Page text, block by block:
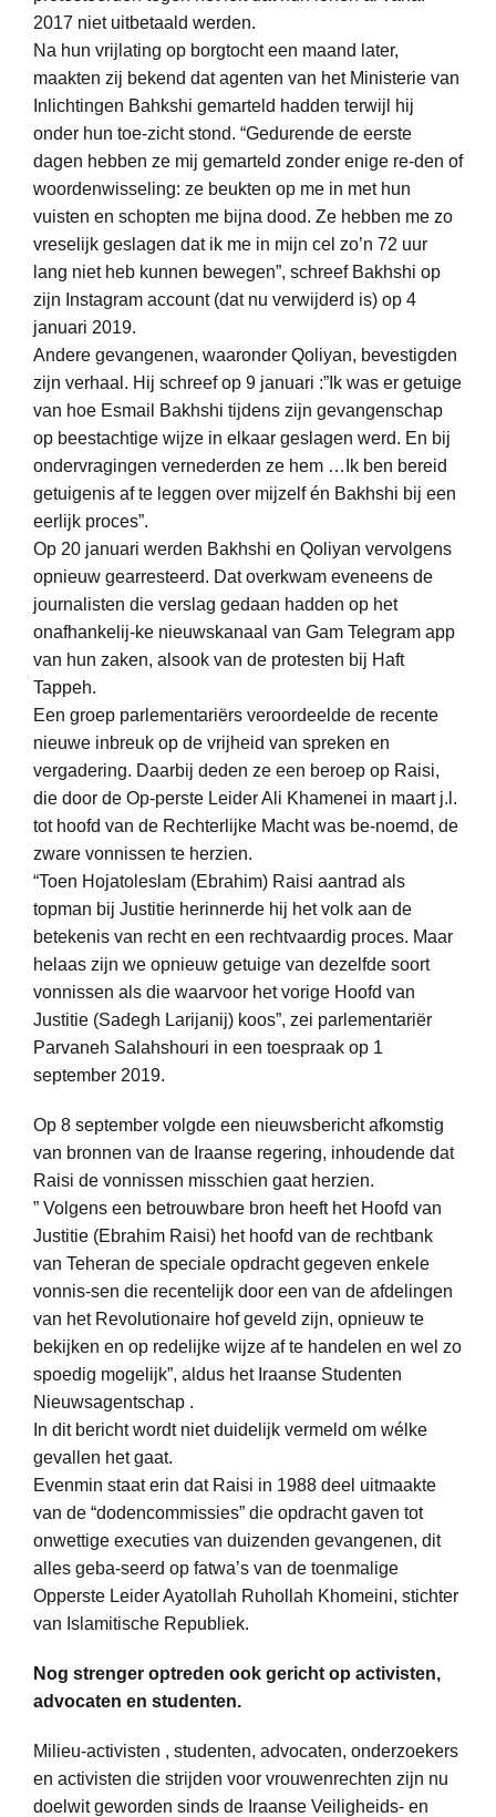
2017 niet uitbetaald werden.
Na hun vrijlating op borgtocht een maand later,
maakten zij bekend dat agenten van het Ministerie van
Inlichtingen Bahkshi gemarteld hadden terwijl hij
onder hun toe-zicht stond. “Gedurende de eerste
dagen hebben ze mij gemarteld zonder enige re-den of
woordenwisseling: ze beukten op me in met hun
vuisten en schopten me bijna dood. Ze hebben me zo
vreselijk geslagen dat ik me in mijn cel zo’n 72 uur
lang niet heb kunnen bewegen”, schreef Bakhshi op
zijn Instagram account (dat nu verwijderd is) op 4
januari 2019.
Andere gevangenen, waaronder Qoliyan, bevestigden
zijn verhaal. Hij schreef op 9 januari :”Ik was er getuige
van hoe Esmail Bakhshi tijdens zijn gevangenschap
op beestachtige wijze in elkaar geslagen werd. En bij
ondervragingen vernederden ze hem …Ik ben bereid
getuigenis af te leggen over mijzelf én Bakhshi bij een
eerlijk proces”.
Op 20 januari werden Bakhshi en Qoliyan vervolgens
opnieuw gearresteerd. Dat overkwam eveneens de
journalisten die verslag gedaan hadden op het
onafhankelij-ke nieuwskanaal van Gam Telegram app
van hun zaken, alsook van de protesten bij Haft
Tappeh.
Een groep parlementariërs veroordeelde de recente
nieuwe inbreuk op de vrijheid van spreken en
vergadering. Daarbij deden ze een beroep op Raisi,
die door de Op-perste Leider Ali Khamenei in maart j.l.
tot hoofd van de Rechterlijke Macht was be-noemd, de
zware vonnissen te herzien.
“Toen Hojatoleslam (Ebrahim) Raisi aantrad als
topman bij Justitie herinnerde hij het volk aan de
betekenis van recht en een rechtvaardig proces. Maar
helaas zijn we opnieuw getuige van dezelfde soort
vonnissen als die waarvoor het vorige Hoofd van
Justitie (Sadegh Larijanij) koos”, zei parlementariër
Parvaneh Salahshouri in een toespraak op 1
september 2019.
Op 8 september volgde een nieuwsbericht afkomstig
van bronnen van de Iraanse regering, inhoudende dat
Raisi de vonnissen misschien gaat herzien.
” Volgens een betrouwbare bron heeft het Hoofd van
Justitie (Ebrahim Raisi) het hoofd van de rechtbank
van Teheran de speciale opdracht gegeven enkele
vonnis-sen die recentelijk door een van de afdelingen
van het Revolutionaire hof geveld zijn, opnieuw te
bekijken en op redelijke wijze af te handelen en wel zo
spoedig mogelijk”, aldus het Iraanse Studenten
Nieuwsagentschap .
In dit bericht wordt niet duidelijk vermeld om wélke
gevallen het gaat.
Evenmin staat erin dat Raisi in 1988 deel uitmaakte
van de “dodencommissies” die opdracht gaven tot
onwettige executies van duizenden gevangenen, dit
alles geba-seerd op fatwa’s van de toenmalige
Opperste Leider Ayatollah Ruhollah Khomeini, stichter
van Islamitische Republiek.
Nog strenger optreden ook gericht op activisten,
advocaten en studenten.
Milieu-activisten , studenten, advocaten, onderzoekers
en activisten die strijden voor vrouwenrechten zijn nu
doelwit geworden sinds de Iraanse Veiligheids- en